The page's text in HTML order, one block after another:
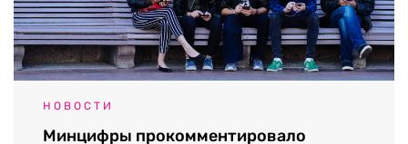
НОВОСТИ
Минцифры прокомментировало